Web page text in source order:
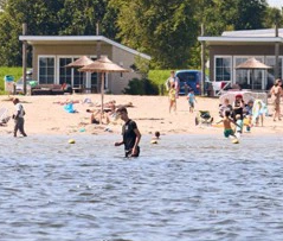
Persoonlijk contact
alle voordelen